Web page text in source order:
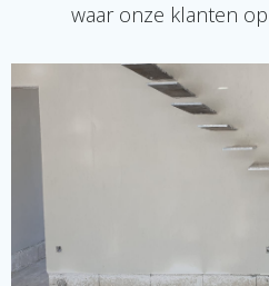
waar onze klanten